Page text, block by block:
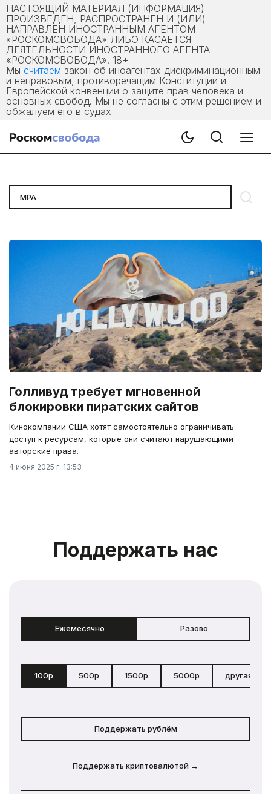
НАСТОЯЩИЙ МАТЕРИАЛ (ИНФОРМАЦИЯ)
ПРОИЗВЕДЕН, РАСПРОСТРАНЕН И (ИЛИ)
НАПРАВЛЕН ИНОСТРАННЫМ АГЕНТОМ
«РОСКОМСВОБОДА» ЛИБО КАСАЕТСЯ
ДЕЯТЕЛЬНОСТИ ИНОСТРАННОГО АГЕНТА
«РОСКОМСВОБОДА». 18+
Мы считаем закон об иноагентах дискриминационным
и неправовым, противоречащим Конституции и
Европейской конвенции о защите прав человека и
основных свобод. Мы не согласны с этим решением и
обжалуем его в судах
Голливуд требует мгновенной
блокировки пиратских сайтов
Кинокомпании США хотят самостоятельно ограничивать
доступ к ресурсам, которые они считают нарушающими
авторские права.
4 июня 2025 г. 13:53
Поддержать нас
Ежемесячно Разово
100р 500р 1500р 5000р другая
Поддержать рублём
Поддержать криптовалютой →